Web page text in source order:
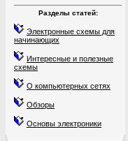
Разделы статей:
Электронные схемы для
начинающих
Интересные и полезные
схемы
О компьютерных сетях
Обзоры
Основы электроники